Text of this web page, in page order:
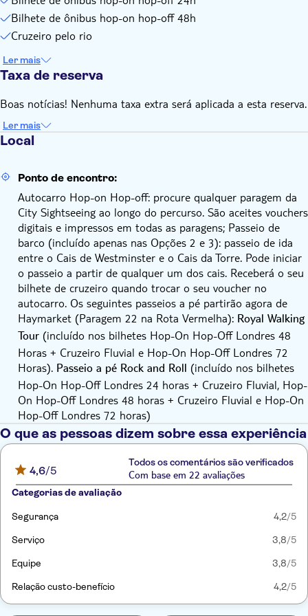
53. Pancras Road - paragem de autocarro T
54. Midland Road - paragem S
55. Euston Road - paragem de autocarro CH
56. Euston Square - paragem de autocarro P
57. Stephen Street - paragem de autocarro B
ao Museu Britânico
informações da City Sightseeing
60. Lancaster Place, Somerset House, Paragem B
Rota Azul:
19. Marble Arch, Park Lane
20. Park Lane London Hilton Hotel, Paragem B
31. Estação Hyde Park Corner, Paragem 13
32. Harrods (Paragem KA)
33. Museu Victoria e Albert (Paragem N)
34. Gloucester Road (Paragem GS)
35. Kensington Road / Royal Albert Hall (Paragem RD)
36. Paragem do autocarro turístico Palace Gate
37. Palácio de Kensington (Paragem N)
38. Palace Gardens Terrace (Paragem M)
39. Paragem do autocarro turístico de St. Petersburgh Place
40. Paragem do autocarro turístico de Porchester Terrace
41. Lancaster Gate/Columbia Hotel (Paragem LE)
42. Estação de Lancaster Gate (Paragem LH)
43. Paragem do autocarro turístico de Praed Street
44. Estação Marble Arch/Edgware Road (Paragem H)
partem da paragem R em Haymarket. Partidas a cada 30
minutos das 9h30 às 17h | Em direção a oeste, os
autocarros partem da paragem TD, na estação Tower
Receberá o seu bilhete de cruzeiro quando trocar o seu
aprox. 35 minutos
frequências e serviços incluídos a qualquer momento e sem
aviso prévio
Bilhete de ônibus hop-on hop-off 48h
Cruzeiro pelo rio
Ler mais
Taxa de reserva
Boas notícias! Nenhuma taxa extra será aplicada a esta reserva.
Ler mais
Local
Ponto de encontro:
Autocarro Hop-on Hop-off: procure qualquer paragem da
City Sightseeing ao longo do percurso. São aceites vouchers
digitais e impressos em todas as paragens; Passeio de
barco (incluído apenas nas Opções 2 e 3): passeio de ida
entre o Cais de Westminster e o Cais da Torre. Pode iniciar
o passeio a partir de qualquer um dos cais. Receberá o seu
bilhete de cruzeiro quando trocar o seu voucher no
autocarro. Os seguintes passeios a pé partirão agora de
Haymarket (Paragem 22 na Rota Vermelha): Royal Walking
Tour (incluído nos bilhetes Hop-On Hop-Off Londres 48
Horas + Cruzeiro Fluvial e Hop-On Hop-Off Londres 72
Horas). Passeio a pé Rock and Roll (incluído nos bilhetes
Hop-On Hop-Off Londres 24 horas + Cruzeiro Fluvial, Hop-
On Hop-Off Londres 48 horas + Cruzeiro Fluvial e Hop-On
Hop-Off Londres 72 horas)
O que as pessoas dizem sobre essa experiência
4,6/5
Todos os comentários são verificados
Com base em 22 avaliações
Categorias de avaliação
Segurança 4,2/5
Serviço 3,8/5
Equipe 3,8/5
Relação custo-benefício 4,2/5